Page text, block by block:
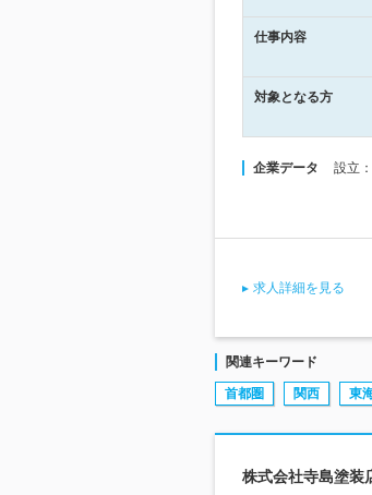
仕事内容
対象となる方
企業データ 設立
求人詳細を見る
関連キーワード
首都圏 関西 東
株式会社寺島塗装